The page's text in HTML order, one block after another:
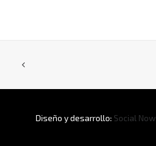
Diseño y desarrollo: Social Now